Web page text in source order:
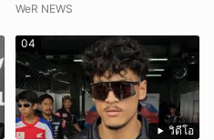
WeR NEWS
วิดีโอ
04